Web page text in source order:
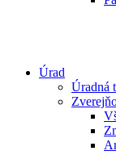
Úrad
Úradná